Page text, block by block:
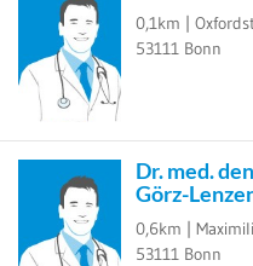
0,1km |
53111 Bonn
Dr. med.
Görz-
0,6km |
53111 Bonn